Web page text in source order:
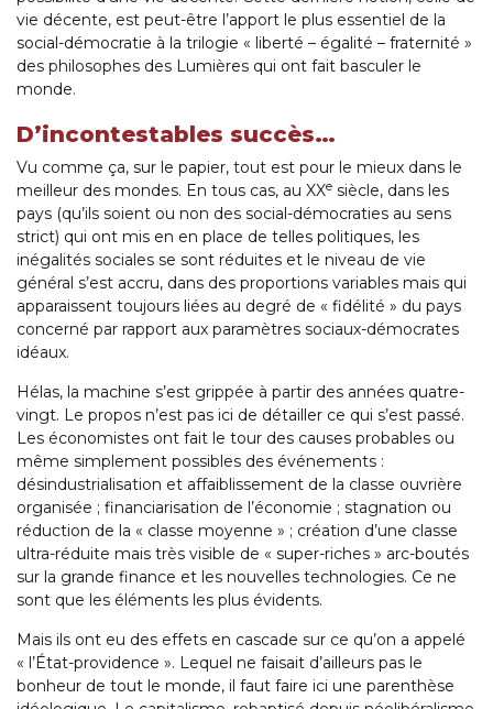
vie décente, est peut-être l’apport le plus essentiel de la
social-démocratie à la trilogie « liberté – égalité – fraternité »
des philosophes des Lumières qui ont fait basculer le
monde.
D’incontestables succès…
Vu comme ça, sur le papier, tout est pour le mieux dans le
meilleur des mondes. En tous cas, au XXe siècle, dans les
pays (qu’ils soient ou non des social-démocraties au sens
strict) qui ont mis en en place de telles politiques, les
inégalités sociales se sont réduites et le niveau de vie
général s’est accru, dans des proportions variables mais qui
apparaissent toujours liées au degré de « fidélité » du pays
concerné par rapport aux paramètres sociaux-démocrates
idéaux.
Hélas, la machine s’est grippée à partir des années quatre-
vingt. Le propos n’est pas ici de détailler ce qui s’est passé.
Les économistes ont fait le tour des causes probables ou
même simplement possibles des événements :
désindustrialisation et affaiblissement de la classe ouvrière
organisée ; financiarisation de l’économie ; stagnation ou
réduction de la « classe moyenne » ; création d’une classe
ultra-réduite mais très visible de « super-riches » arc-boutés
sur la grande finance et les nouvelles technologies. Ce ne
sont que les éléments les plus évidents.
Mais ils ont eu des effets en cascade sur ce qu’on a appelé
« l’État-providence ». Lequel ne faisait d’ailleurs pas le
bonheur de tout le monde, il faut faire ici une parenthèse